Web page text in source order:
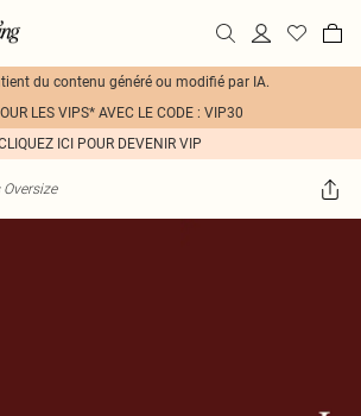
du contenu généré ou modifié par IA.
LES VIPS* AVEC LE CODE : VIP30
ICI POUR DEVENIR VIP